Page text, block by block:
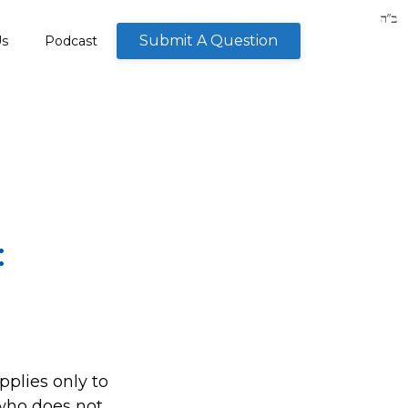
Podcast Submit A Question
only to